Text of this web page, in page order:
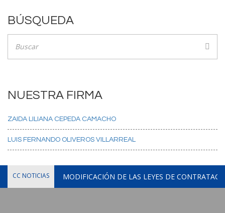
BÚSQUEDA
NUESTRA FIRMA
ZAIDA LILIANA CEPEDA CAMACHO
LUIS FERNANDO OLIVEROS VILLARREAL
CC NOTICIAS MODIFICACIÓN DE LAS LEYES DE